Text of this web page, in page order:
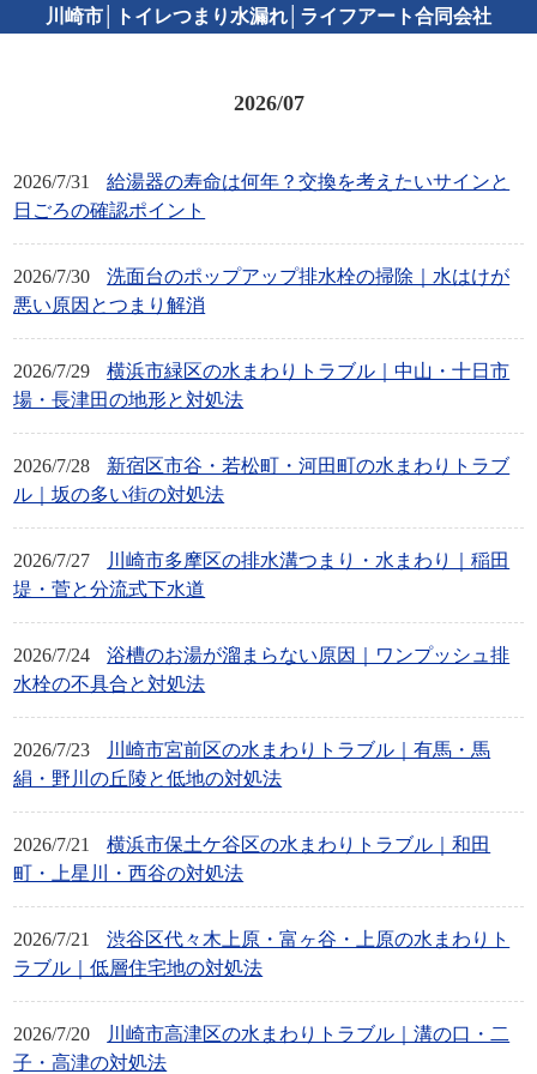
川崎市│トイレつまり水漏れ│ライフアート合同会社
2026/07
2026/7/31
給湯器の寿命は何年？交換を考えたいサインと
日ごろの確認ポイント
2026/7/30
洗面台のポップアップ排水栓の掃除｜水はけが
悪い原因とつまり解消
2026/7/29
横浜市緑区の水まわりトラブル｜中山・十日市
場・長津田の地形と対処法
2026/7/28
新宿区市谷・若松町・河田町の水まわりトラブ
ル｜坂の多い街の対処法
2026/7/27
川崎市多摩区の排水溝つまり・水まわり｜稲田
堤・菅と分流式下水道
2026/7/24
浴槽のお湯が溜まらない原因｜ワンプッシュ排
水栓の不具合と対処法
2026/7/23
川崎市宮前区の水まわりトラブル｜有馬・馬
絹・野川の丘陵と低地の対処法
2026/7/21
横浜市保土ケ谷区の水まわりトラブル｜和田
町・上星川・西谷の対処法
2026/7/21
渋谷区代々木上原・富ヶ谷・上原の水まわりト
ラブル｜低層住宅地の対処法
2026/7/20
川崎市高津区の水まわりトラブル｜溝の口・二
子・高津の対処法